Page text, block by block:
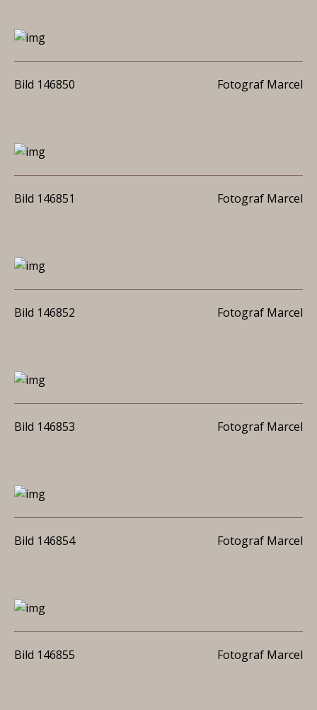
Bild 146850 Fotograf Marcel
Bild 146851 Fotograf Marcel
Bild 146852 Fotograf Marcel
Bild 146853 Fotograf Marcel
Bild 146854 Fotograf Marcel
Bild 146855 Fotograf Marcel